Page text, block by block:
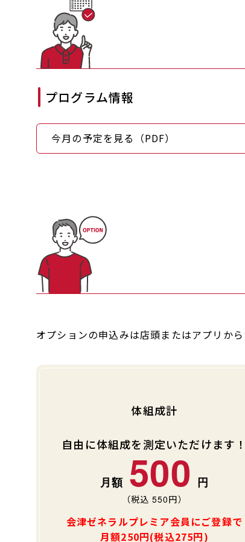
プログラム情報
今月の予定を見る（PDF）
オプションの申込みは店頭またはアプリから
体組成計
自由に体組成を測定いただけます！
500
（税込 550円）
会津ゼネラルプレミア会員にご登録で
月額250円(税込275円)